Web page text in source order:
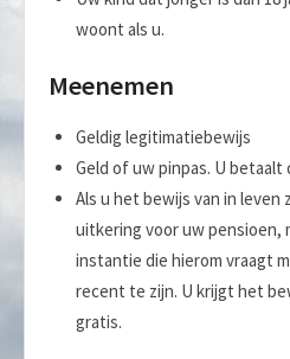
woont als u.
Meenemen
Geldig legitimatiebewijs
Geld of uw pinpas. U betaalt
Als u het bewijs van in leven
uitkering voor uw pensioen,
instantie die hierom vraagt
recent te zijn. U krijgt het
gratis.